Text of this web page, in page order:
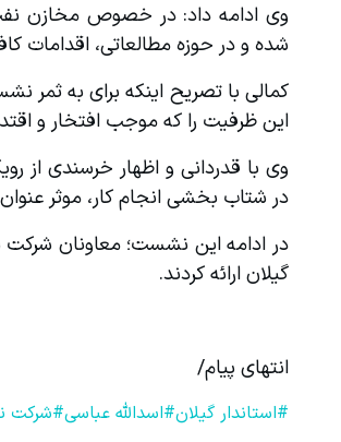
شده و در حوزه مطالعاتی، اقدامات
این ظرفیت را که موجب افتخار و
در شتاب بخشی انجام کار، موثر
گیلان ارائه کردند.
انتهای پیام/
#استاندار گیلان#اسدالله عباسی#شرکت